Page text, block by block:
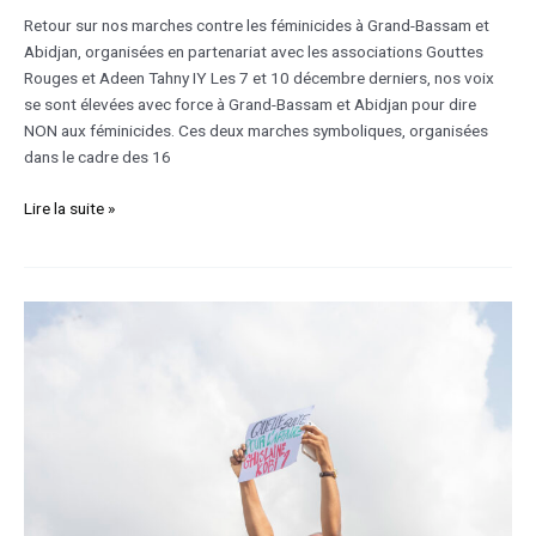
Retour sur nos marches contre les féminicides à Grand-Bassam et
Abidjan, organisées en partenariat avec les associations Gouttes
Rouges et Adeen Tahny IY Les 7 et 10 décembre derniers, nos voix
se sont élevées avec force à Grand-Bassam et Abidjan pour dire
NON aux féminicides. Ces deux marches symboliques, organisées
dans le cadre des 16
Lire la suite »
contre